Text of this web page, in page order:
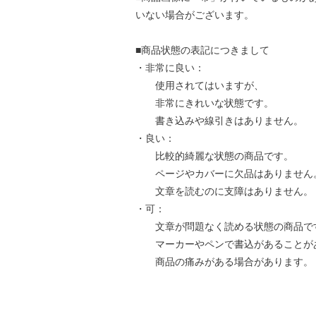
いない場合がございます。
■商品状態の表記につきまして
・非常に良い：
使用されてはいますが、
非常にきれいな状態です。
書き込みや線引きはありません。
・良い：
比較的綺麗な状態の商品です。
ページやカバーに欠品はありません
文章を読むのに支障はありません。
・可：
文章が問題なく読める状態の商品で
マーカーやペンで書込があることが
商品の痛みがある場合があります。